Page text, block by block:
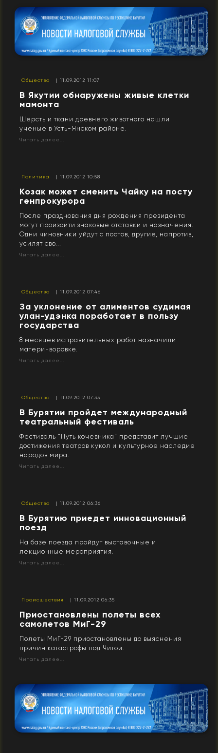
Общество | 11.09.2012 11:07
В Якутии обнаружены живые клетки
мамонта
Шерсть и ткани древнего животного нашли
ученые в Усть-Янском районе.
Читать далее...
Политика | 11.09.2012 10:58
Козак может сменить Чайку на посту
генпрокурора
После празднования дня рождения президента
могут произойти знаковые отставки и назначения.
Одни чиновники уйдут с постов, другие, напротив,
усилят сво...
Читать далее...
Общество | 11.09.2012 07:46
За уклонение от алиментов судимая
улан-удэнка поработает в пользу
государства
8 месяцев исправительных работ назначили
матери-воровке.
Читать далее...
Общество | 11.09.2012 07:33
В Бурятии пройдет международный
театральный фестиваль
Фестиваль "Путь кочевника" представит лучшие
достижения театров кукол и культурное наследие
народов мира.
Читать далее...
Общество | 11.09.2012 06:36
В Бурятию приедет инновационный
поезд
На базе поезда пройдут выставочные и
лекционные мероприятия.
Читать далее...
Происшествия | 11.09.2012 06:35
Приостановлены полеты всех
самолетов МиГ-29
Полеты МиГ-29 приостановлены до выяснения
причин катастрофы под Читой.
Читать далее...